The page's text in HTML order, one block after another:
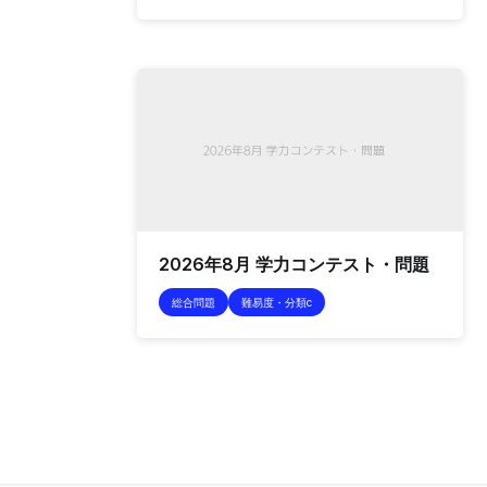
2026年8月 学力コンテスト・問題
総合問題 難易度・分類c